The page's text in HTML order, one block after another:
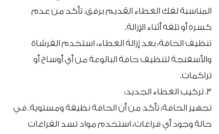
المناسبة لفك الغطاء القديم برفق. تأكد من عدم
كسره أو تلفه أثناء الإزالة.
تنظيف الحافة: بعد إزالة الغطاء، استخدم الفرشاة
والأسفنجة لتنظيف حافة البالوعة من أي أوساخ أو
تراكمات.
3. تركيب الغطاء الجديد:
تجهيز الحافة: تأكد من أن الحافة نظيفة ومستوية. في
حالة وجود أي فراغات، استخدم مواد تسد الفراغات